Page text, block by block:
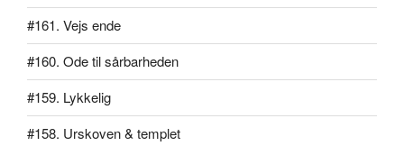
#161. Vejs ende
#160. Ode til sårbarheden
#159. Lykkelig
#158. Urskoven & templet